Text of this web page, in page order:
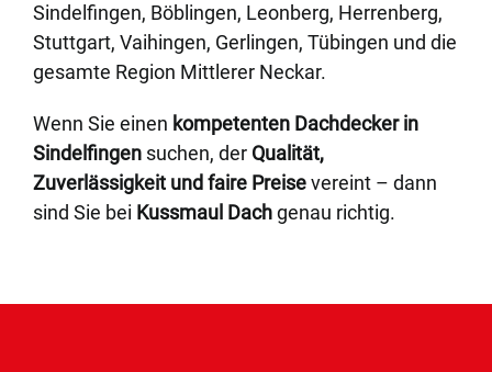
Sindelfingen, Böblingen, Leonberg, Herrenberg,
Stuttgart, Vaihingen, Gerlingen, Tübingen und die
gesamte Region Mittlerer Neckar.
Wenn Sie einen kompetenten Dachdecker in
Sindelfingensuchen, der Qualität,
Zuverlässigkeit und faire Preisevereint – dann
sind Sie bei Kussmaul Dachgenau richtig.